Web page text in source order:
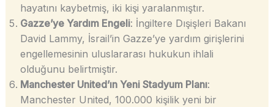
hayatını kaybetmiş, iki kişi yaralanmıştır.
Gazze’ye Yardım Engeli: İngiltere Dışişleri Bakanı
David Lammy, İsrail’in Gazze’ye yardım girişlerini
engellemesinin uluslararası hukukun ihlali
olduğunu belirtmiştir.
Manchester United’ın Yeni Stadyum Planı:
Manchester United, 100.000 kişilik yeni bir